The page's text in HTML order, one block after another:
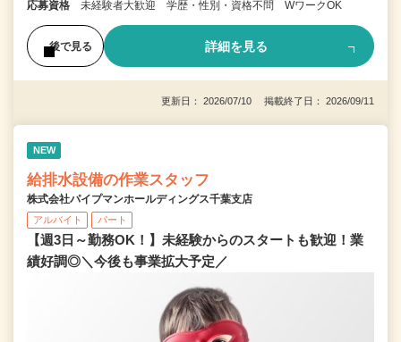
応募資格 未経験者大歓迎 学歴・性別・資格不問 WワークOK
後で見る 詳細を見る
更新日： 2026/07/10 掲載終了日： 2026/09/11
NEW
給排水設備の作業スタッフ
株式会社パイプマンホールディングス千葉支店
アルバイト パート
【週3日～勤務OK！】未経験からのスタートも歓迎！業
績好調◎＼今後も事業拡大予定／